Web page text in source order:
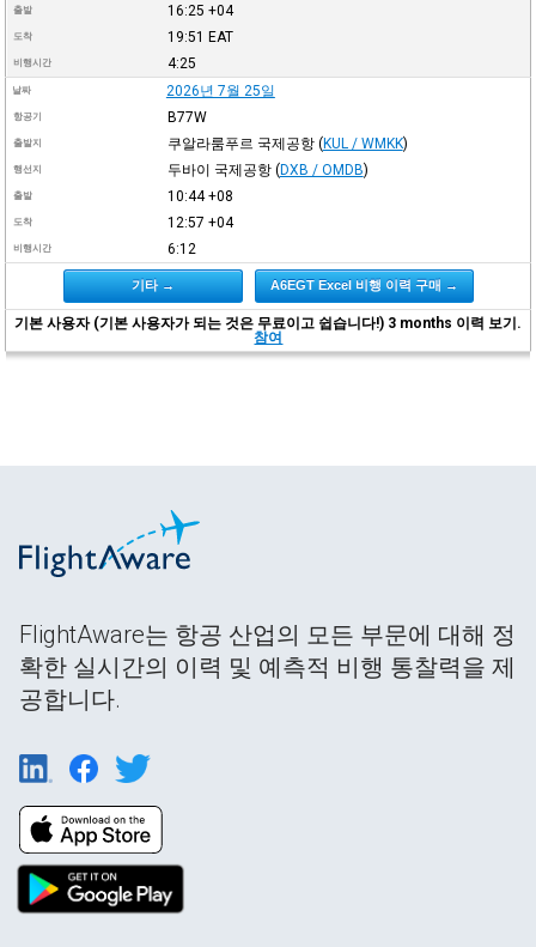
출발 16:25 +04
도착 19:51 EAT
비행시간 4:25
날짜 2026년 7월 25일
항공기 B77W
출발지 쿠알라룸푸르 국제공항 (KUL / WMKK)
행선지 두바이 국제공항 (DXB / OMDB)
출발 10:44+08
도착 12:57 +04
비행시간 6:12
기타 → A6EGT Excel 비행 이력 구매 →
기본 사용자 (기본 사용자가 되는 것은 무료이고 쉽습니다!) 3 months 이력 보기.
참여
FlightAware는 항공 산업의 모든 부문에 대해 정
확한 실시간의 이력 및 예측적 비행 통찰력을 제
공합니다.